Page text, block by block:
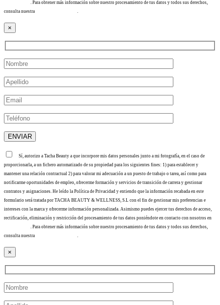
. Para obtener más información sobre nuestro procesamiento de tus datos y todos sus derechos,
consulta nuestra
.
×
Sí, autorizo a Tacha Beauty a que incorpore mis datos personales junto a mi fotografía, en el caso de
proporcionarla, a un fichero automatizado de su propiedad para los siguientes fines: 1) para establecer y
mantener una relación contractual 2) para valorar mi adecuación a un puesto de trabajo o tarea, así como para
notificarme oportunidades de empleo, ofrecerme formación y servicios de transición de carrera y gestionar
contratos y asignaciones. He leído la Política de Privacidad y entiendo que la información recabada en este
formulario será tratada por TACHA BEAUTY & WELLNESS, S.L con el fin de gestionar mis preferencias e
intereses con la marca y ofrecerme información personalizada. Asimismo puedes ejercer tus derechos de acceso,
rectificación, eliminación y restricción del procesamiento de tus datos poniéndote en contacto con nosotros en
. Para obtener más información sobre nuestro procesamiento de tus datos y todos sus derechos,
consulta nuestra
×